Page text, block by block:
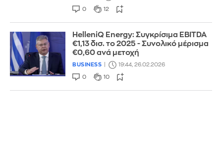
0 12
HelleniQ Energy: Συγκρίσιμα EBITDA
€1,13 δισ. το 2025 - Συνολικό μέρισμα
€0,60 ανά μετοχή
BUSINESS 19:44, 26.02.2026
0 10